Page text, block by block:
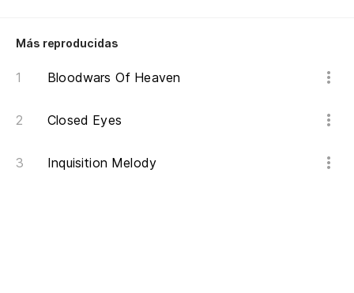
Más reproducidas
Bloodwars Of Heaven
Closed Eyes
Inquisition Melody